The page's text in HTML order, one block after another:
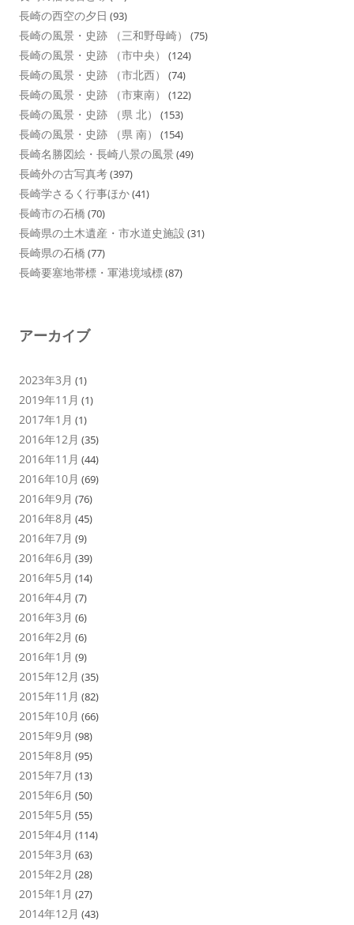
長崎の西空の夕日 (93)
長崎の風景・史跡 （三和野母崎） (75)
長崎の風景・史跡 （市中央） (124)
長崎の風景・史跡 （市北西） (74)
長崎の風景・史跡 （市東南） (122)
長崎の風景・史跡 （県 北） (153)
長崎の風景・史跡 （県 南） (154)
長崎名勝図絵・長崎八景の風景 (49)
長崎外の古写真考(397)
長崎学さるく行事ほか(41)
長崎市の石橋 (70)
長崎県の土木遺産・市水道史施設 (31)
長崎県の石橋 (77)
長崎要塞地帯標・軍港境域標(87)
アーカイブ
2023年3月 (1)
2019年11月 (1)
2017年1月 (1)
2016年12月 (35)
2016年11月 (44)
2016年10月 (69)
2016年9月 (76)
2016年8月 (45)
2016年7月 (9)
2016年6月 (39)
2016年5月 (14)
2016年4月 (7)
2016年3月 (6)
2016年2月 (6)
2016年1月 (9)
2015年12月 (35)
2015年11月 (82)
2015年10月 (66)
2015年9月 (98)
2015年8月 (95)
2015年7月 (13)
2015年6月 (50)
2015年5月 (55)
2015年4月 (114)
2015年3月 (63)
2015年2月 (28)
2015年1月 (27)
2014年12月 (43)